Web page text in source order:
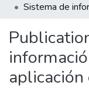
Statistics